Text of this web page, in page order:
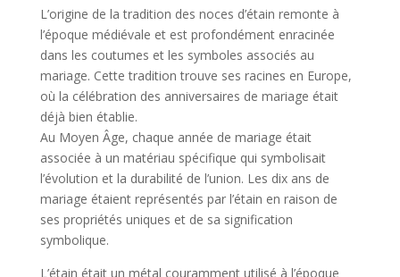
L’origine de la tradition des noces d’étain remonte à
l’époque médiévale et est profondément enracinée
dans les coutumes et les symboles associés au
mariage. Cette tradition trouve ses racines en Europe,
où la célébration des anniversaires de mariage était
déjà bien établie.
Au Moyen Âge, chaque année de mariage était
associée à un matériau spécifique qui symbolisait
l’évolution et la durabilité de l’union. Les dix ans de
mariage étaient représentés par l’étain en raison de
ses propriétés uniques et de sa signification
symbolique.
L’étain était un métal couramment utilisé à l’époque